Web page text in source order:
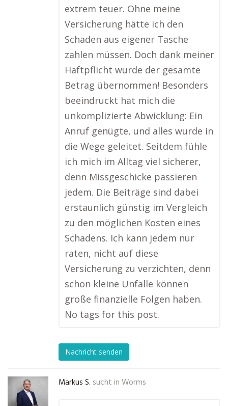
extrem teuer. Ohne meine
Versicherung hätte ich den
Schaden aus eigener Tasche
zahlen müssen. Doch dank meiner
Haftpflicht wurde der gesamte
Betrag übernommen! Besonders
beeindruckt hat mich die
unkomplizierte Abwicklung: Ein
Anruf genügte, und alles wurde in
die Wege geleitet. Seitdem fühle
ich mich im Alltag viel sicherer,
denn Missgeschicke passieren
jedem. Die Beiträge sind dabei
erstaunlich günstig im Vergleich
zu den möglichen Kosten eines
Schadens. Ich kann jedem nur
raten, nicht auf diese
Versicherung zu verzichten, denn
schon kleine Unfälle können
große finanzielle Folgen haben.
No tags for this post.
Nachricht senden
Markus S. sucht in Worms